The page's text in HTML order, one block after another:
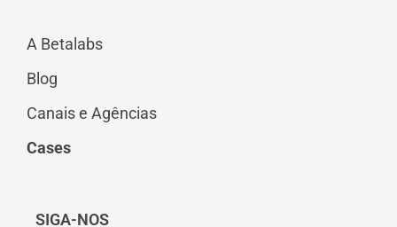
A Betalabs
Blog
Canais e Agências
Cases
SIGA-NOS